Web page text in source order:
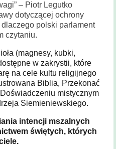
– Piotr Legutko
dotyczącej ochrony
polski parlament
czytaniu.
(magnesy, kubki,
w zakrystii, które
na cele kultu religijnego
Biblia, Przekonać
mistycznym
Siemieniewskiego.
intencji mszalnych
świętych, których